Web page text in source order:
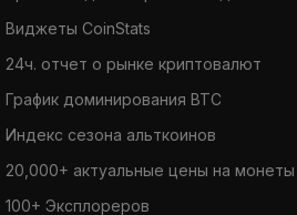
Виджеты CoinStats
24ч. отчет о рынке криптовалют
График доминирования BTC
Индекс сезона альткоинов
20,000+ актуальные цены на монеты
100+ Эксплореров